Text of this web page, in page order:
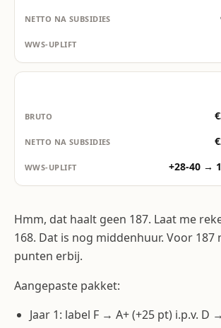
+28-40 →
Hmm, dat haalt geen 187. Laat me
168. Dat is nog middenhuur. Voor 187
punten erbij.
Aangepaste pakket:
Jaar 1: label F → A+ (+25 pt) i.p.v. D